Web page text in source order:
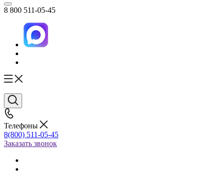
8 800 511-05-45
Телефоны
8(800) 511-05-45
Заказать звонок